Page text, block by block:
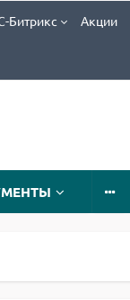
Битрикс Акции